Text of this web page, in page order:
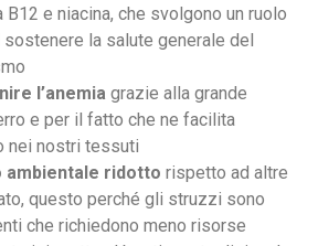
B12 e niacina, che svolgono un ruolo
la salute generale del
l’anemia grazie alla grande
e per il fatto che ne facilita
nei nostri tessuti
ambientale ridotto rispetto ad altre
questo perché gli struzzi sono
che richiedono meno risorse